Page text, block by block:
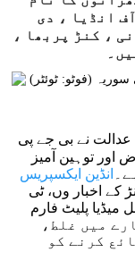
انڈیا ، دی
، کنڑ پربھا ،
عدالت نے بی جے پی
اور توہین آمیز
انڈین ایکسپریس
کے اخبار وں، ٹی
پلیٹ فارم
بارے میں غلط،
کرنے کو